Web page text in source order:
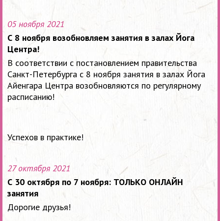
05 ноября 2021
С 8 ноября возобновляем занятия в залах Йога
Центра!
В соответствии с постановлением правительства
Санкт-Петербурга с 8 ноября занятия в залах Йога
Айенгара Центра возобновляются по регулярному
расписанию!
Успехов в практике!
27 октября 2021
С 30 октября по 7 ноября: ТОЛЬКО ОНЛАЙН
занятия
Дорогие друзья!